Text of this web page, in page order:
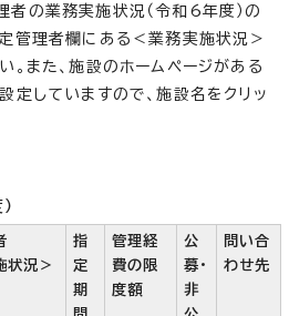
の業務実施状況（令和6年度）の
管理者欄にある＜業務実施状況＞
。また、施設のホームページがある
定していますので、施設名をクリッ
状況＞
指
定
期
管理経
費の限
度額
公
募・
非
問い合
わせ先